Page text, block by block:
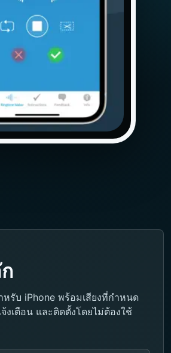
หรับ iPhone พร้อมเสียงที่กำหนด
จ้งเตือน และติดตั้งโดยไม่ต้องใช้